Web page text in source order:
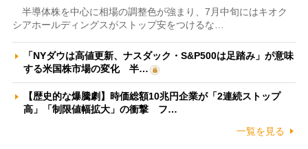
半導体株を中心に相場の調整色が強まり、7月中旬にはキオク
シアホールディングスがストップ安をつけるな…
「NYダウは高値更新、ナスダック・S&P500は足踏み」が意味
する米国株市場の変化 半…
【歴史的な爆騰劇】時価総額10兆円企業が「2連続ストップ
高」「制限値幅拡大」の衝撃 フ…
一覧を見る